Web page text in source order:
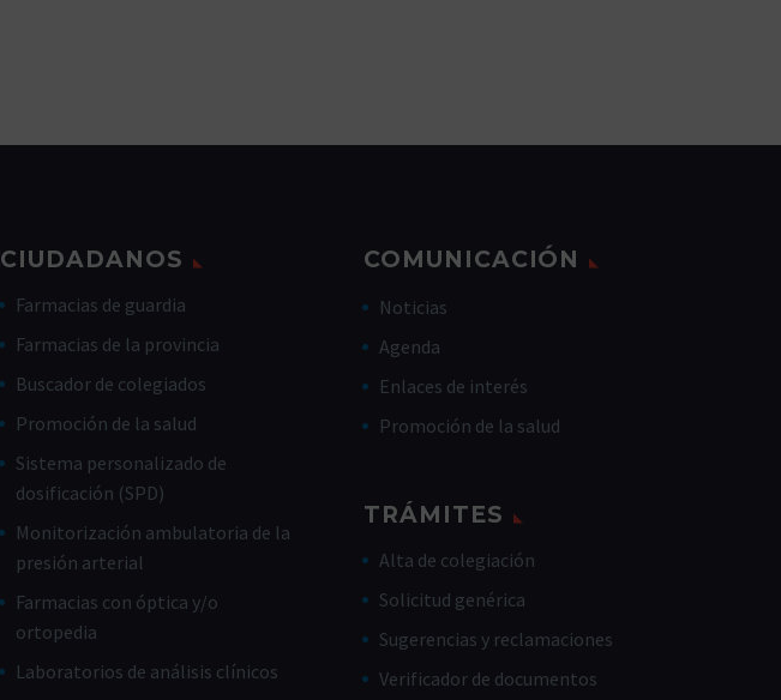
CIUDADANOS
Farmacias de guardia
Farmacias de la provincia
Buscador de colegiados
Promoción de la salud
Sistema personalizado de
dosificación (SPD)
Monitorización ambulatoria de la
presión arterial
Farmacias con óptica y/o
ortopedia
Laboratorios de análisis clínicos
COMUNICACIÓN
Noticias
Agenda
Enlaces de interés
Promoción de la salud
TRÁMITES
Alta de colegiación
Solicitud genérica
Sugerencias y reclamaciones
Verificador de documentos